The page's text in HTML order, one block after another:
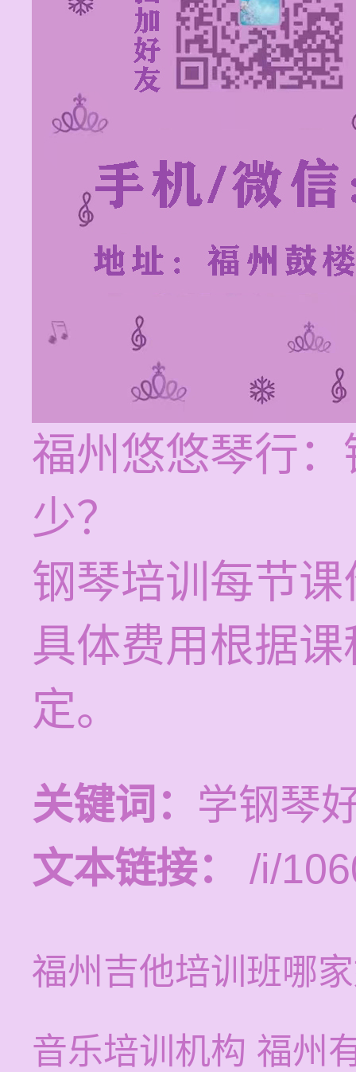
福州悠悠琴行
少？
钢琴培训每节
具体费用根据
定。
关键词： 学钢琴
文本链接：
/i/
福州吉他培训班哪
音乐培训机构 福州